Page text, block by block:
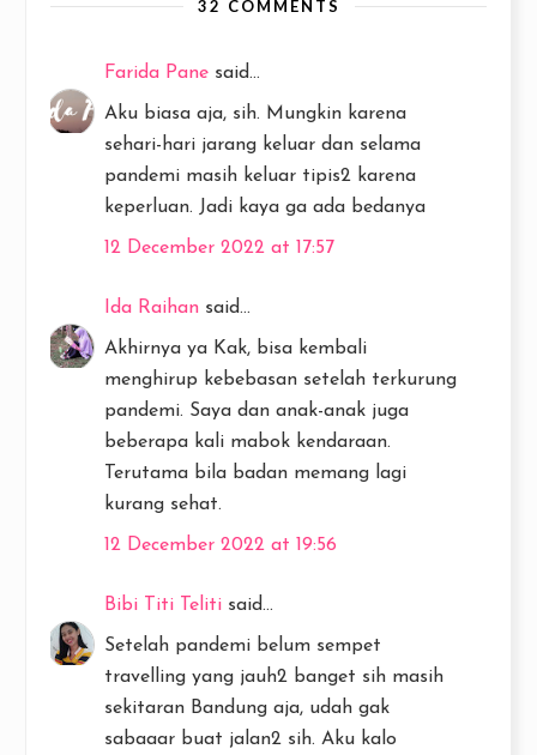
32 COMMENTS
Farida Pane said...
Aku biasa aja, sih. Mungkin karena
sehari-hari jarang keluar dan selama
pandemi masih keluar tipis2 karena
keperluan. Jadi kaya ga ada bedanya
12 December 2022 at 17:57
Ida Raihan said...
Akhirnya ya Kak, bisa kembali
menghirup kebebasan setelah terkurung
pandemi. Saya dan anak-anak juga
beberapa kali mabok kendaraan.
Terutama bila badan memang lagi
kurang sehat.
12 December 2022 at 19:56
Bibi Titi Teliti said...
Setelah pandemi belum sempet
travelling yang jauh2 banget sih masih
sekitaran Bandung aja, udah gak
sabaaar buat jalan2 sih. Aku kalo